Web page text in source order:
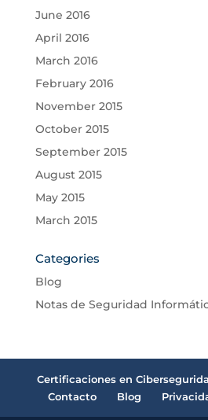
June 2016
April 2016
March 2016
February 2016
November 2015
October 2015
September 2015
August 2015
May 2015
March 2015
Categories
Blog
Notas de Seguridad
Certificaciones en
Contacto
Blog